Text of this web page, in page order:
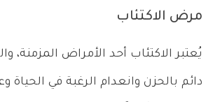
مرض الاكتئاب
يُعتبر الاكتئاب أحد الأمراض
دائم بالحزن وانعدام الرغبة في الحياة